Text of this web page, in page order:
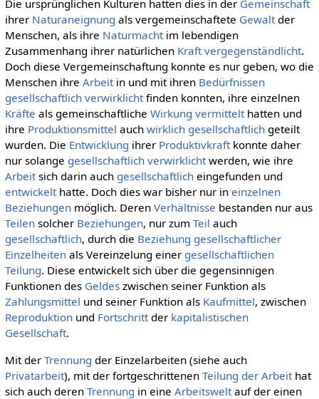
Die ursprünglichen Kulturen hatten dies in der Gemeinschaft
ihrer Naturaneignung als vergemeinschaftete Gewaltder
Menschen, als ihre Naturmachtim lebendigen
Zusammenhang ihrer natürlichen Kraft vergegenständlicht.
Doch diese Vergemeinschaftung konnte es nur geben, wo die
Menschen ihre Arbeitin und mit ihren Bedürfnissen
gesellschaftlich verwirklichtfinden konnten, ihre einzelnen
Kräfte als gemeinschaftliche Wirkung vermittelthatten und
ihre Produktionsmittel auch wirklich gesellschaftlichgeteilt
wurden. Die Entwicklung ihrer Produktivkraftkonnte daher
nur solange gesellschaftlich verwirklichtwerden, wie ihre
Arbeitsich darin auch gesellschaftlicheingefunden und
entwickelthatte. Doch dies war bisher nur in einzelnen
Beziehungenmöglich. Deren Verhältnisse bestanden nur aus
Teilensolcher Beziehungen, nur zum Teil auch
gesellschaftlich, durch die Beziehung gesellschaftlicher
Einzelheitenals Vereinzelung einer gesellschaftlichen
Teilung. Diese entwickelt sich über die gegensinnigen
Funktionen des Geldeszwischen seiner Funktion als
Zahlungsmittel und seiner Funktion als Kaufmittel, zwischen
Reproduktionund Fortschrittder kapitalistischen
Gesellschaft.
Mit der Trennung der Einzelarbeiten (siehe auch
Privatarbeit), mit der fortgeschrittenen Teilung der Arbeithat
sich auch deren Trennung in eine Arbeitsweltauf der einen